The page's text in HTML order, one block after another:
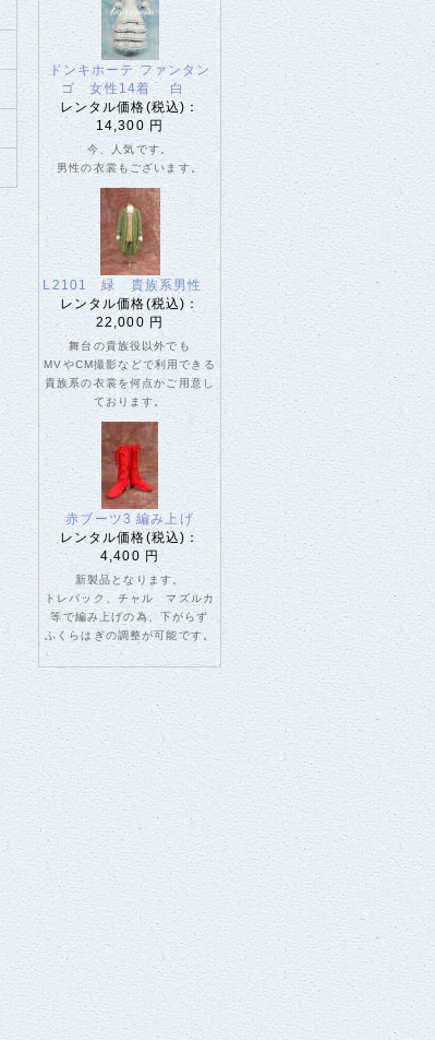
ドンキホーテ ファンタン
ゴ 女性14着 白
レンタル価格(税込)：
14,300 円
今、人気です。
男性の衣裳もございます。
L2101 緑 貴族系男性
レンタル価格(税込)：
22,000 円
舞台の貴族役以外でも
MVやCM撮影などで利用できる
貴族系の衣裳を何点かご用意し
ております。
赤ブーツ3 編み上げ
レンタル価格(税込)：
4,400 円
新製品となります。
トレパック、チャル マズルカ
等で編み上げの為、下がらず
ふくらはぎの調整が可能です。